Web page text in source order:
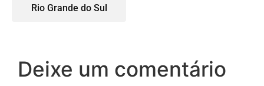
Rio Grande do Sul
Deixe um comentário